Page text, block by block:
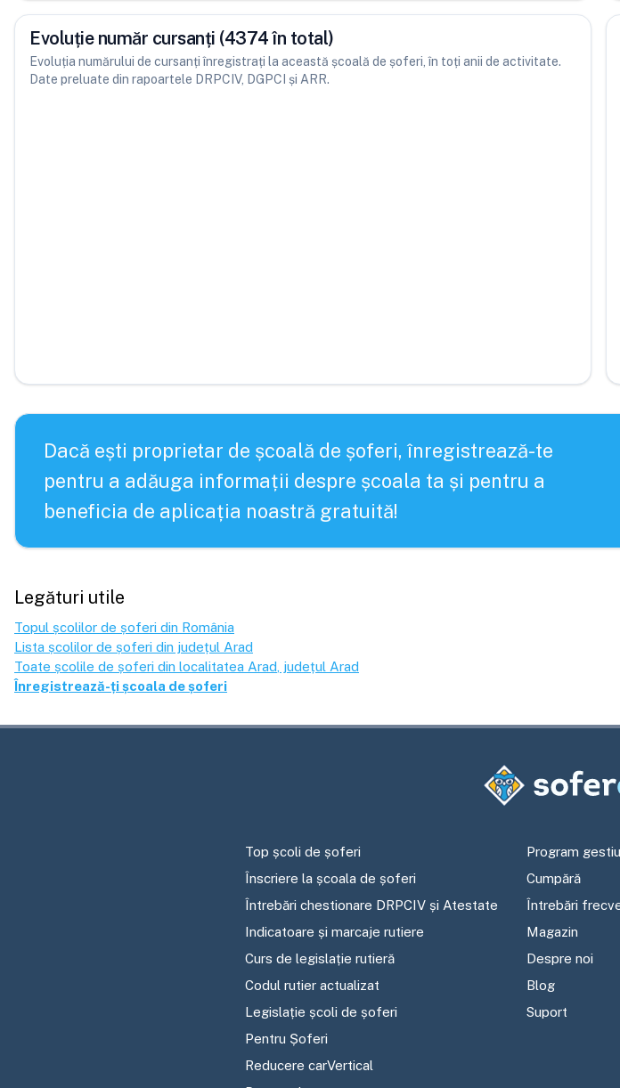
Evoluție număr cursanți (4374 în total)
Evoluția numărului de cursanți înregistrați la această școală de șoferi, în toți anii de activitate.
Date preluate din rapoartele DRPCIV, DGPCI și ARR.
Dacă ești proprietar de școală de șoferi, înregistrează-te
pentru a adăuga informații despre școala ta și pentru a
beneficia de aplicația noastră gratuită!
Legături utile
Topul școlilor de șoferi din România
Lista școlilor de șoferi din județul Arad
Toate școlile de șoferi din localitatea Arad , județul Arad
Înregistrează-ți școala de șoferi
Top școli de șoferi
Înscriere la școala de șoferi
Întrebări chestionare DRPCIV și Atestate
Indicatoare și marcaje rutiere
Curs de legislație rutieră
Codul rutier actualizat
Legislație școli de șoferi
Pentru Șoferi
Reducere carVertical
Program
Cumpără
Întrebări
Magazin
Despre noi
Blog
Suport